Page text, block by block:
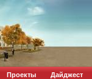
Проекты Дайджест